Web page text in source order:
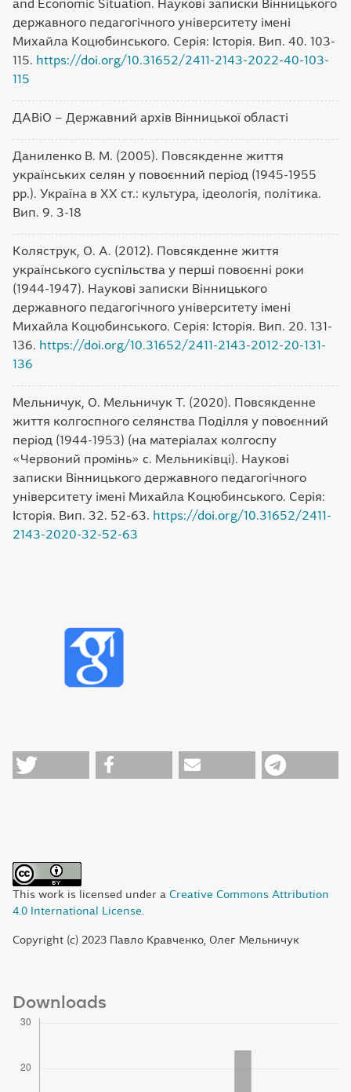
and Economic Situation. Наукові записки Вінницького
державного педагогічного університету імені
Михайла Коцюбинського. Серія: Історія. Вип. 40. 103-
115. https://doi.org/10.31652/2411-2143-2022-40-103-
115
ДАВіО – Державний архів Вінницької області
Даниленко В. М. (2005). Повсякденне життя
українських селян у повоєнний період (1945-1955
рр.). Україна в ХХ ст.: культура, ідеологія, політика.
Вип. 9. 3-18
Коляструк, О. А. (2012). Повсякденне життя
українського суспільства у перші повоєнні роки
(1944-1947). Наукові записки Вінницького
державного педагогічного університету імені
Михайла Коцюбинського. Серія: Історія. Вип. 20. 131-
136. https://doi.org/10.31652/2411-2143-2012-20-131-
136
Мельничук, О. Мельничук Т. (2020). Повсякденне
життя колгоспного селянства Поділля у повоєнний
період (1944-1953) (на матеріалах колгоспу
«Червоний промінь» с. Мельниківці). Наукові
записки Вінницького державного педагогічного
університету імені Михайла Коцюбинського. Серія:
Історія. Вип. 32. 52-63. https://doi.org/10.31652/2411-
2143-2020-32-52-63
This work is licensed under a Creative Commons Attribution
4.0 International License
Copyright (c) 2023 Павло Кравченко, Олег Мельничук
Downloads